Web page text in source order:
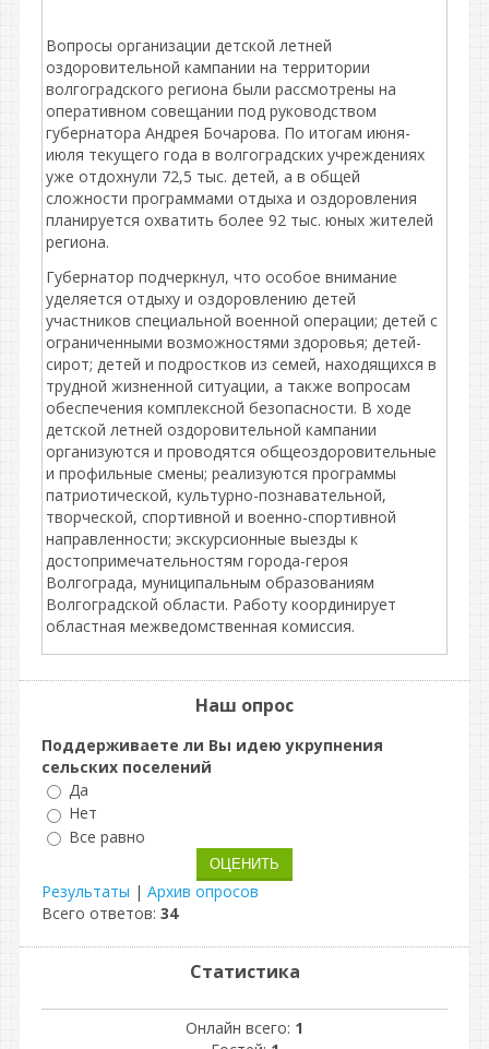
Вопросы организации детской летней
оздоровительной кампании на территории
волгоградского региона были рассмотрены на
оперативном совещании под руководством
губернатора Андрея Бочарова. По итогам июня-
июля текущего года в волгоградских учреждениях
уже отдохнули 72,5 тыс. детей, а в общей
сложности программами отдыха и оздоровления
планируется охватить более 92 тыс. юных жителей
региона.
Губернатор подчеркнул, что особое внимание
уделяется отдыху и оздоровлению детей
участников специальной военной операции; детей с
ограниченными возможностями здоровья; детей-
сирот; детей и подростков из семей, находящихся в
трудной жизненной ситуации, а также вопросам
обеспечения комплексной безопасности. В ходе
детской летней оздоровительной кампании
организуются и проводятся общеоздоровительные
и профильные смены; реализуются программы
патриотической, культурно-познавательной,
творческой, спортивной и военно-спортивной
направленности; экскурсионные выезды к
достопримечательностям города-героя
Волгограда, муниципальным образованиям
Волгоградской области. Работу координирует
областная межведомственная комиссия.
Наш опрос
Поддерживаете ли Вы идею укрупнения
сельских поселений
Да
Нет
Все равно
Результаты | Архив опросов
Всего ответов: 34
Статистика
Онлайн всего: 1